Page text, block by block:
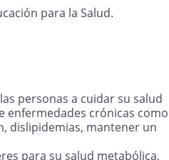
para la Salud.
personas a cuidar su salud
enfermedades crónicas como
dislipidemias, mantener un
para su salud metabólica,